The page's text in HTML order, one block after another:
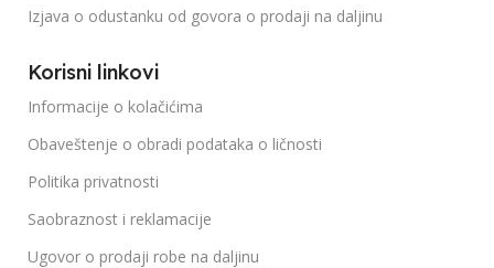
Izjava o odustanku od govora o prodaji na daljinu
Korisni linkovi
Informacije o kolačićima
Obaveštenje o obradi podataka o ličnosti
Politika privatnosti
Saobraznost i reklamacije
Ugovor o prodaji robe na daljinu